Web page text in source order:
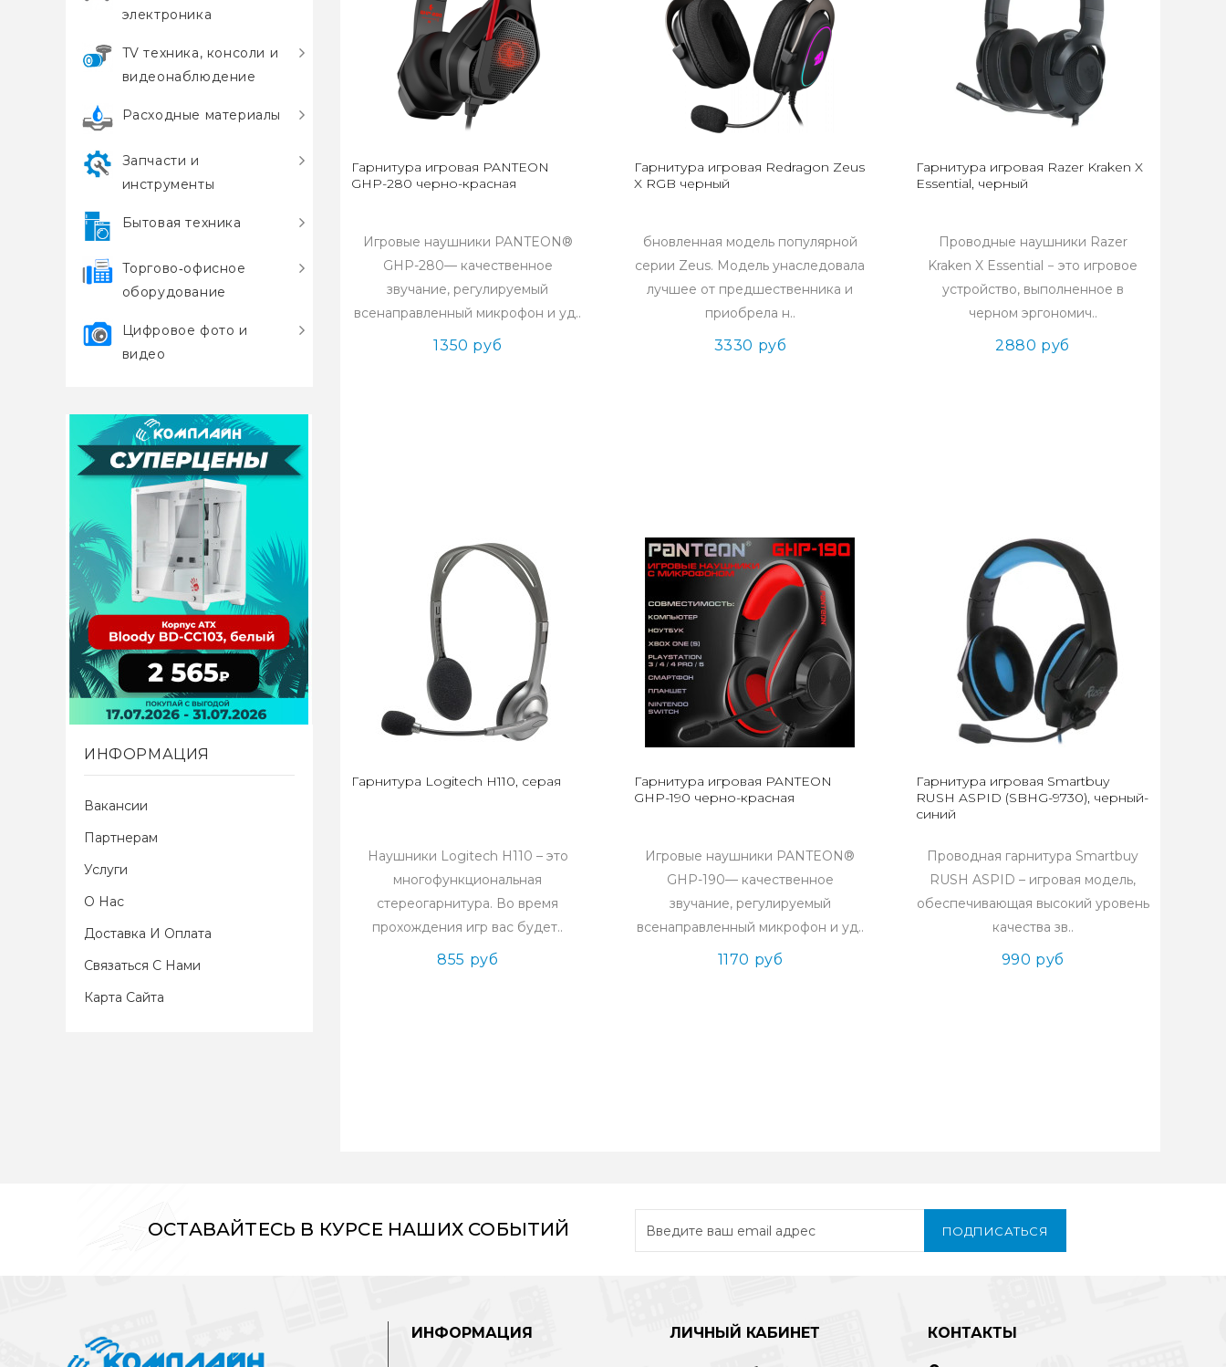
электроника
TV техника, консоли и
видеонаблюдение
Расходные материалы
Запчасти и
инструменты
Бытовая техника
Торгово‑офисное
оборудование
Цифровое фото и
видео
ИНФОРМАЦИЯ
Вакансии
Партнерам
Услуги
О Нас
Доставка И Оплата
Связаться С Нами
Карта Сайта
Гарнитура игровая PANTEON
GHP-280 черно-красная
Игровые наушники PANTEON®
GHP-280— качественное
звучание, регулируемый
всенаправленный микрофон и уд..
1350 руб
Гарнитура игровая Redragon Zeus
X RGB черный
бновленная модель популярной
серии Zeus. Модель унаследовала
лучшее от предшественника и
приобрела н..
3330 руб
Гарнитура игровая Razer Kraken X
Essential, черный
Проводные наушники Razer
Kraken X Essential − это игровое
устройство, выполненное в
черном эргономич..
2880 руб
Гарнитура Logitech H110, серая
Наушники Logitech H110 – это
многофункциональная
стереогарнитура. Во время
прохождения игр вас будет..
855 руб
Гарнитура игровая PANTEON
GHP-190 черно-красная
Игровые наушники PANTEON®
GHP-190— качественное
звучание, регулируемый
всенаправленный микрофон и уд..
1170 руб
Гарнитура игровая Smartbuy
RUSH ASPID (SBHG-9730), черный-
синий
Проводная гарнитура Smartbuy
RUSH ASPID – игровая модель,
обеспечивающая высокий уровень
качества зв..
990 руб
ОСТАВАЙТЕСЬ В КУРСЕ НАШИХ СОБЫТИЙ ПОДПИСАТЬСЯ
ИНФОРМАЦИЯ ЛИЧНЫЙ КАБИНЕТ КОНТАКТЫ